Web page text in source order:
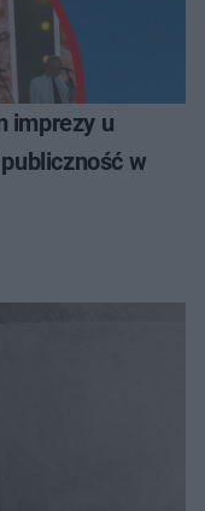
imprezy u
w